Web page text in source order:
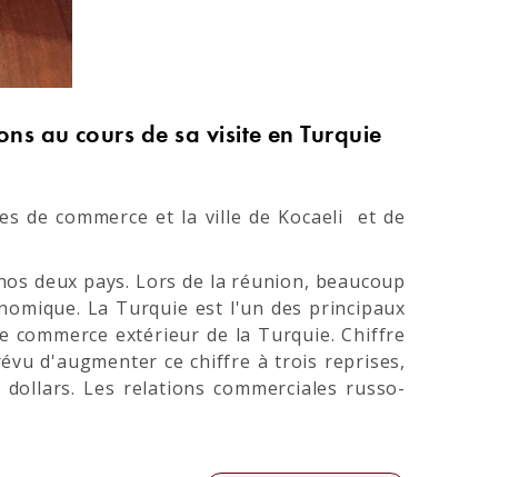
au cours de sa visite en Turquie
de commerce et la ville de Kocaeli et de
deux pays. Lors de la réunion, beaucoup
La Turquie est l'un des principaux
commerce extérieur de la Turquie. Chiffre
d'augmenter ce chiffre à trois reprises,
Les relations commerciales russo-